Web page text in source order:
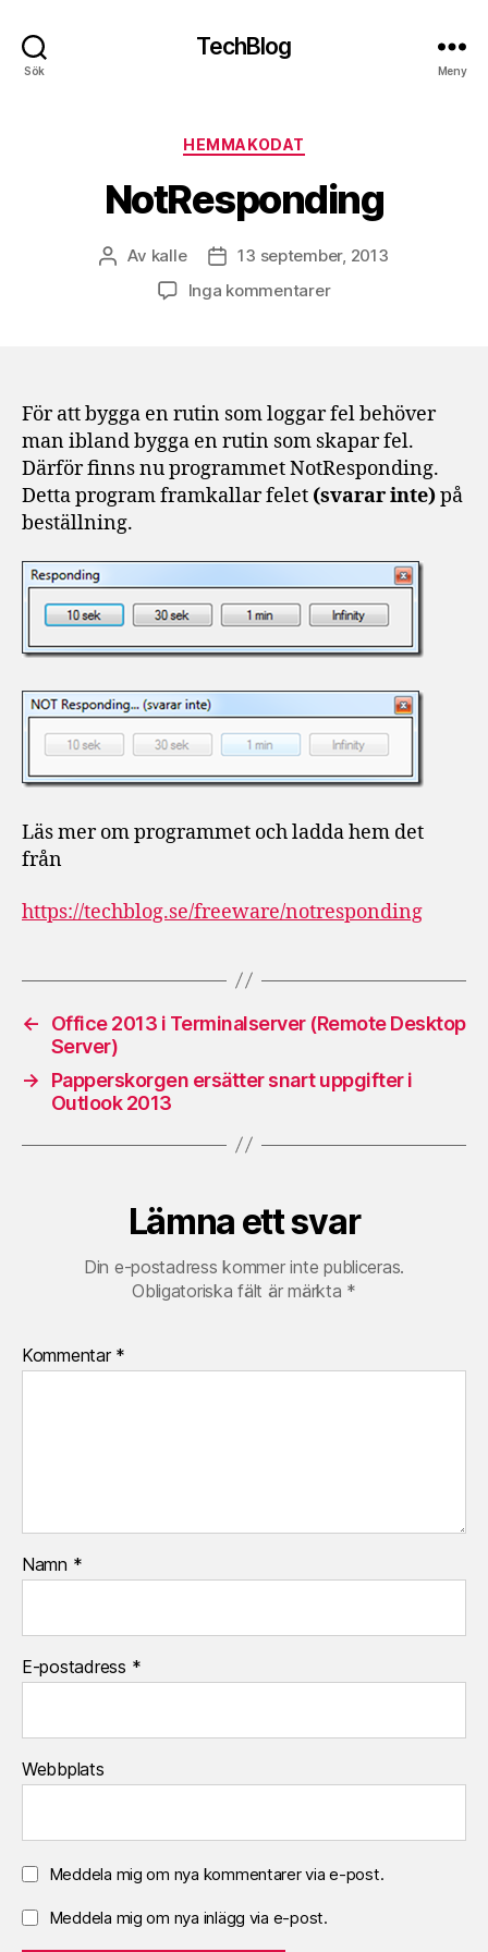
Sök
TechBlog
Meny
Kategorier
HEMMAKODAT
NotResponding
Inläggsförfattare
Av kalle Inläggsdatum
13 september, 2013
Inga kommentarertill
För att bygga en rutin som loggar fel behöver
man ibland bygga en rutin som skapar fel.
Därför finns nu programmet NotResponding.
Detta program framkallar felet (svarar inte)på
beställning.
Läs mer om programmet och ladda hem det
från
https://techblog.se/freeware/notresponding
←
Office 2013 i Terminalserver (Remote Desktop
Server)
→
Papperskorgen ersätter snart uppgifter i
Outlook 2013
Lämna ett svar
Din e-postadress kommer inte publiceras.
Obligatoriska fält är märkta *
Kommentar *
Namn *
E-postadress *
Webbplats
Meddela mig om nya kommentarer via e-post.
Meddela mig om nya inlägg via e-post.